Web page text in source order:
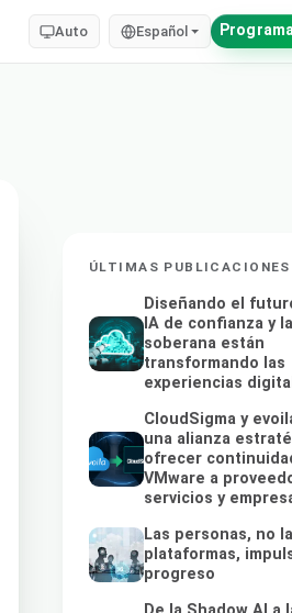
Auto Español
ÚLTIMAS PUBLICACIONES
Diseñando el
IA de confianza y
soberana están
transformando las
experiencias
CloudSigma y
una alianza
ofrecer
VMware a
servicios y
Las personas, no
plataformas,
progreso